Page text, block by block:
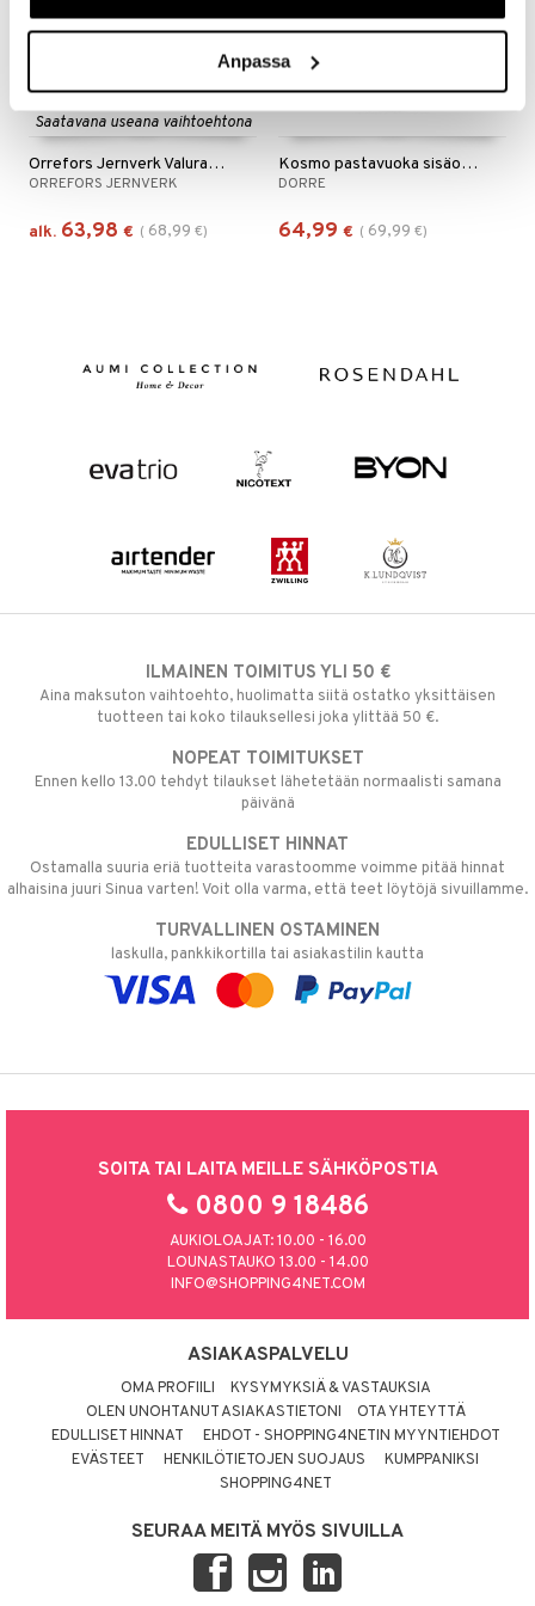
Anpassa
Saatavana useana vaihtoehtona
Orrefors Jernverk Valurautapata 3.5L
ORREFORS JERNVERK
alk. 63,98 € ( 68,99 €)
Kosmo pastavuoka sisäosalla
DORRE
64,99 € ( 69,99 €)
ILMAINEN TOIMITUS YLI 50 €
Aina maksuton vaihtoehto, huolimatta siitä ostatko yksittäisen
tuotteen tai koko tilauksellesi joka ylittää 50 €.
NOPEAT TOIMITUKSET
Ennen kello 13.00 tehdyt tilaukset lähetetään normaalisti samana
päivänä
EDULLISET HINNAT
Ostamalla suuria eriä tuotteita varastoomme voimme pitää hinnat
alhaisina juuri Sinua varten! Voit olla varma, että teet löytöjä sivuillamme.
TURVALLINEN OSTAMINEN
laskulla, pankkikortilla tai asiakastilin kautta
SOITA TAI LAITA MEILLE SÄHKÖPOSTIA
0800 9 18486
AUKIOLOAJAT: 10.00 - 16.00
LOUNASTAUKO 13.00 - 14.00
INFO@SHOPPING4NET.COM
ASIAKASPALVELU
OMA PROFIILI
KYSYMYKSIÄ & VASTAUKSIA
OLEN UNOHTANUT ASIAKASTIETONI
OTA YHTEYTTÄ
EDULLISET HINNAT
EHDOT - SHOPPING4NETIN MYYNTIEHDOT
EVÄSTEET
HENKILÖTIETOJEN SUOJAUS
KUMPPANIKSI
SHOPPING4NET
SEURAA MEITÄ MYÖS SIVUILLA